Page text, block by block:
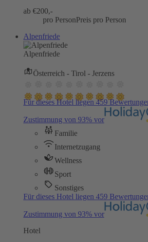
ab €200,-
pro PersonPreis pro Person
Alpenfriede
Alpenfriede
Österreich - Tirol - Jerzens
Für dieses Hotel liegen 459
Zustimmung von 93% vor
Familie
Internetzugang
Wellness
Sport
Sonstiges
Für dieses Hotel liegen 459
Zustimmung von 93% vor
Hotel